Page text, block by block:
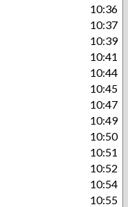
10:36
10:37
10:39
10:41
10:44
10:45
10:47
10:49
10:50
10:51
10:52
10:54
10:55